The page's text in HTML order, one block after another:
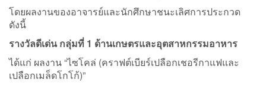
โดยผลงานของอาจารย์และนักศึกษาชนะเลิศการประกวด
ดังนี้
รางวัลดีเด่น กลุ่มที่ 1 ด้านเกษตรและอุตสาหกรรมอาหาร
ได้แก่ ผลงาน “ไซโคล่ (คราฟต์เบียร์เปลือกเชอรีกาแฟและ
เปลือกเมล็ดโกโก้)”